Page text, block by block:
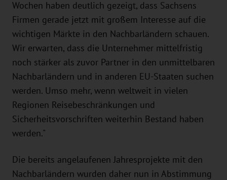
Wochen haben deutlich gezeigt, dass Sachsens
Firmen gerade jetzt mit großem Interesse auf die
wichtigen Märkte in den Nachbarländern schauen.
Wir erwarten, dass die Unternehmer mittelfristig
noch stärker als zuvor Partner in den unmittelbaren
Nachbarländern und in anderen EU-Staaten suchen
werden. Umso mehr, wenn weltweit in vielen
Regionen Reisebeschränkungen und
Sicherheitsvorschriften weiterhin Bestand haben
werden."
Die bereits angelaufenen Jahresprojekte mit den
Nachbarländern wurden daher nun in Abstimmung